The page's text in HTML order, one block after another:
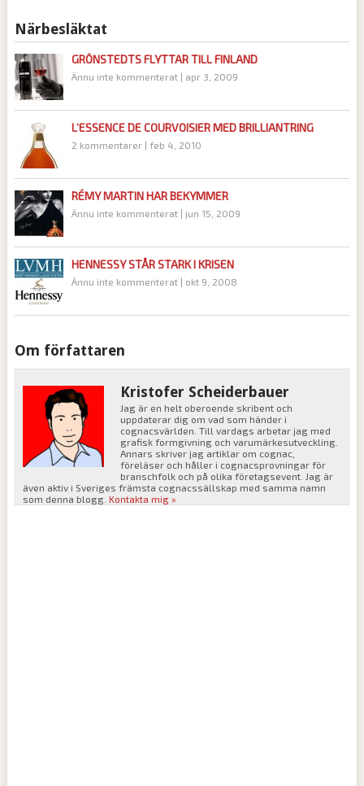
Närbesläktat
GRÖNSTEDTS FLYTTAR TILL FINLAND
Ännu inte kommenterat| apr 3, 2009
L’ESSENCE DE COURVOISIER MED BRILLIANTRING
2 kommentarer| feb 4, 2010
RÉMY MARTIN HAR BEKYMMER
Ännu inte kommenterat| jun 15, 2009
HENNESSY STÅR STARK I KRISEN
Ännu inte kommenterat| okt 9, 2008
Om författaren
Kristofer Scheiderbauer
Jag är en helt oberoende skribent och
uppdaterar dig om vad som händer i
cognacsvärlden. Till vardags arbetar jag med
grafisk formgivning och varumärkesutveckling.
Annars skriver jag artiklar om cognac,
föreläser och håller i cognacsprovningar för
branschfolk och på olika företagsevent. Jag är
även aktiv i Sveriges främsta cognacssällskap med samma namn
som denna blogg.Kontakta mig »